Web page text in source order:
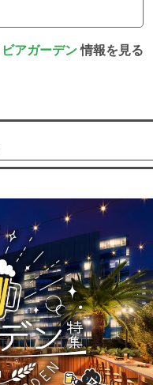
ビアガーデン情報を見る